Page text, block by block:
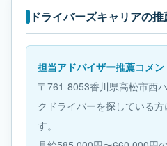
ドライバーズキャリアの推
担当アドバイザー推薦コメン
〒761-8053香川県高松市西
クドライバーを探している
す。